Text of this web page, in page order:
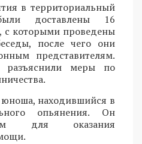
в территориальный
доставлены 16
с которыми проведены
после чего они
представителям.
разъяснили меры по
находившийся в
опьянения. Он
для оказания